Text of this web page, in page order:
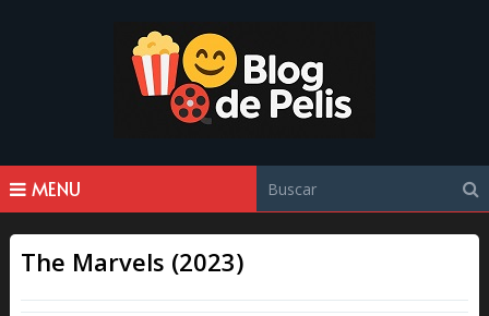
MENU
The Marvels (2023)